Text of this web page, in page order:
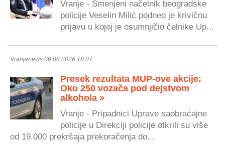
Vranje - Smenjeni načelnik beogradske
policije Veselin Milić podneo je krivičnu
prijavu u kojoj je osumnjičio čelnike Up...
Vranjenews 06.08.2026 18:07
Presek rezultata MUP-ove akcije:
Oko 250 vozača pod dejstvom
alkohola »
Vranje - Pripadnici Uprave saobraćajne
policije u Direkciji policije otkrili su više
od 19.000 prekršaja prekoračenja do...